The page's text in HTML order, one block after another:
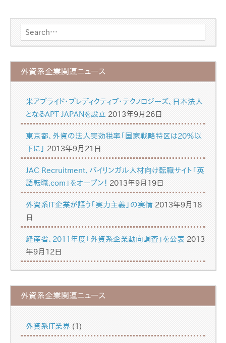
Search for:
外資系企業関連ニュース
米アプライド・プレディクティブ・テクノロジーズ、日本法人
となるAPT JAPANを設立 2013年9月26日
東京都、外資の法人実効税率「国家戦略特区は20％以
下に」 2013年9月21日
JAC Recruitment、バイリンガル人材向け転職サイト「英
語転職.com」をオープン！ 2013年9月19日
外資系IT企業が謳う「実力主義」の実情 2013年9月18
日
経産省、2011年度「外資系企業動向調査」を公表 2013
年9月12日
外資系企業関連ニュース
外資系IT業界 (1)